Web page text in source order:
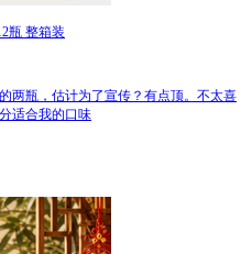
瓶 整箱装
两瓶，估计为了宣传？有点顶。不太喜
适合我的口味